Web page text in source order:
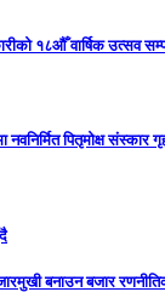
१८औँ वार्षिक उत्सव
नवनिर्मित पितृमोक्ष संस्कार
बनाउन बजार